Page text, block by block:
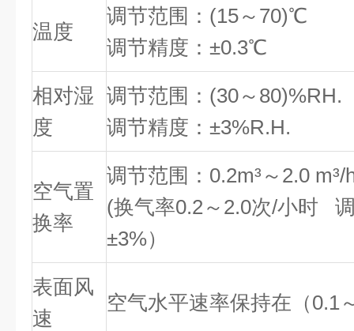
温度
调节范围：(15～70)℃
调节精度：±0.3℃
相对湿
度
调节范围：(30～80)%RH.
调节精度：±3%R.H.
空气置
换率
调节范围：0.2m³～2.0 m³/
(换气率0.2～2.0次/小时
±3%）
表面风
速
空气水平速率保持在（0.1